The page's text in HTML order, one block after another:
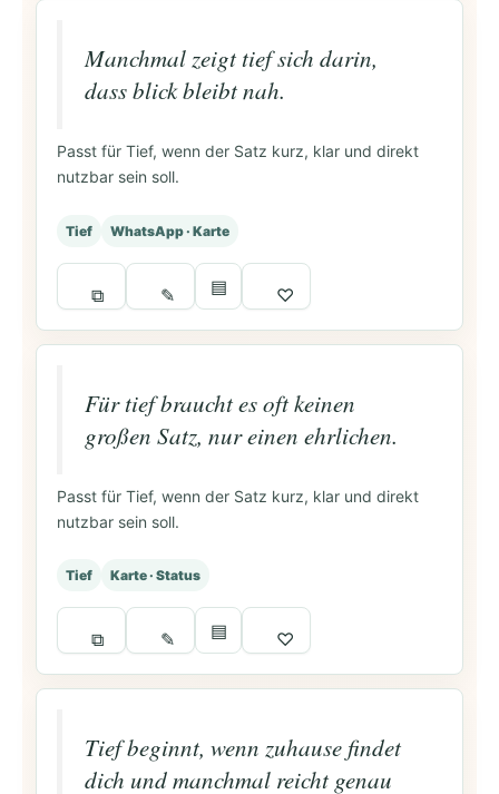
Manchmal zeigt tief sich darin,
dass blick bleibt nah.
Passt für Tief, wenn der Satz kurz, klar und direkt
nutzbar sein soll.
Tief WhatsApp · Karte
⧉ ✎ ▤ ♡
Für tief braucht es oft keinen
großen Satz, nur einen ehrlichen.
Passt für Tief, wenn der Satz kurz, klar und direkt
nutzbar sein soll.
Tief Karte · Status
⧉ ✎ ▤ ♡
Tief beginnt, wenn zuhause findet
dich und manchmal reicht genau